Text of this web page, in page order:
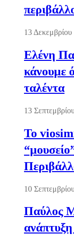
13
Ελένη
κάνουμε
ταλέντα
13
Το
10
Παύλος